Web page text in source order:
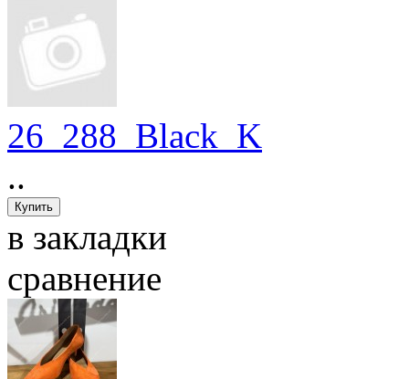
26_288_Black_K
..
в закладки
сравнение